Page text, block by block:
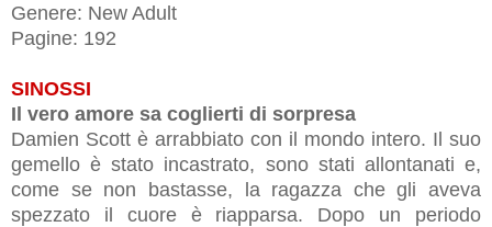
Genere: New Adult
Pagine: 192
SINOSSI
Il vero amore sa coglierti di sorpresa
Damien Scott è arrabbiato con il mondo intero. Il suo
gemello è stato incastrato, sono stati allontanati e,
come se non bastasse, la ragazza che gli aveva
spezzato il cuore è riapparsa. Dopo un periodo